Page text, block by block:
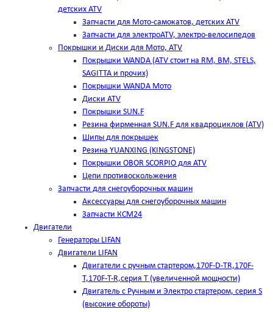
детских ATV
Запчасти для Мото-самокатов, детских ATV
Запчасти для электроATV, электро-велосипедов
Покрышки и Диски для Мото, ATV
Покрышки WANDA (АТV стоит на RM, BM, STELS,
SAGITTA и прочих)
Покрышки WANDA Мото
Диски ATV
Покрышки SUN.F
Резина фирменная SUN.F для квадроциклов (АТV)
Шипы для покрышек
Резина YUANXING (KINGSTONE)
Покрышки OBOR SCORPIO для ATV
Цепи противоскольжения
Запчасти для снегоуборочных машин
Аксессуары для снегоуборочных машин
Запчасти КСМ24
Двигатели
Генераторы LIFAN
Двигатели LIFAN
Двигатели с ручным стартером,170F-D-TR,170F-
T,170F-T-R,серия Т (увеличенной мощности)
Двигатель с Ручным и Электро стартером, серия S
(высокие обороты)